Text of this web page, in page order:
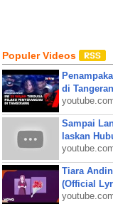
Populer Videos
di
Sampai
laskan
Tiara
(Official